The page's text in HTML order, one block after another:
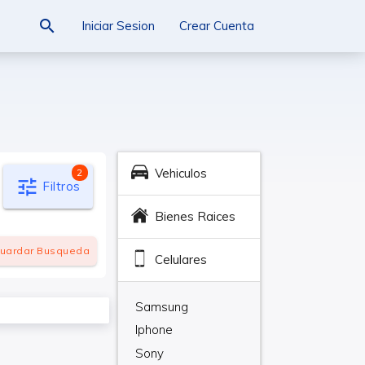
search Iniciar Sesion Crear Cuenta
tune Filtros
2
Busqueda
Vehiculos
Bienes Raices
Celulares
Samsung
Iphone
Sony